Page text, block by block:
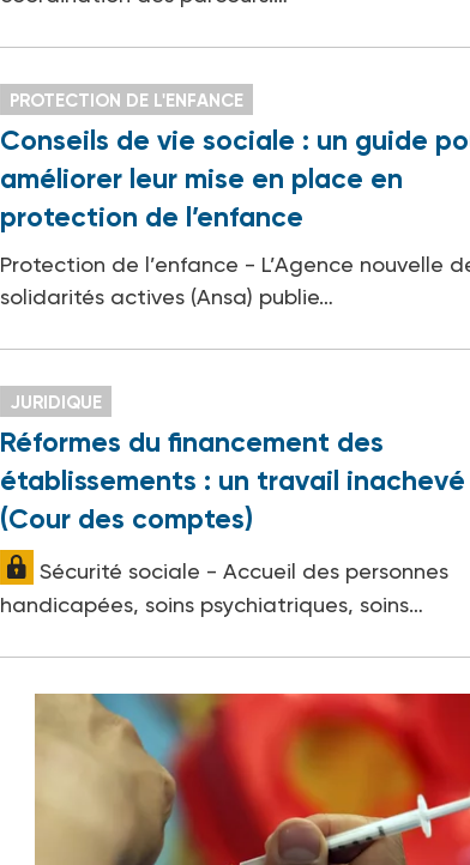
PROTECTION DE L'ENFANCE
Conseils de vie sociale : un guide
améliorer leur mise en place en
protection de l’enfance
Protection de l’enfance - L’Agence nouvelle
solidarités actives (Ansa) publie…
JURIDIQUE
Réformes du financement des
établissements : un travail inachevé
(Cour des comptes)
Sécurité sociale - Accueil des personnes
handicapées, soins psychiatriques, soins…